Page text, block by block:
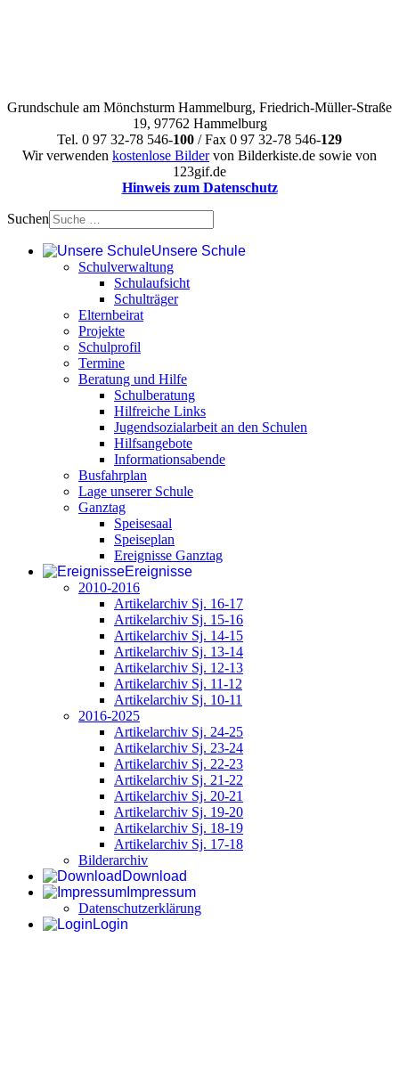
Grundschule am Mönchsturm Hammelburg, Friedrich-Müller-Straße
19, 97762 Hammelburg
Tel. 0 97 32-78 546-100 / Fax 0 97 32-78 546-129
Wir verwenden kostenlose Bildervon Bilderkiste.de sowie von
123gif.de
Hinweis zum Datenschutz
Suchen
Unsere Schule
Schulverwaltung
Schulaufsicht
Schulträger
Elternbeirat
Projekte
Schulprofil
Termine
Beratung und Hilfe
Schulberatung
Hilfreiche Links
Jugendsozialarbeit an den Schulen
Hilfsangebote
Informationsabende
Busfahrplan
Lage unserer Schule
Ganztag
Speisesaal
Speiseplan
Ereignisse Ganztag
Ereignisse
2010-2016
Artikelarchiv Sj. 16-17
Artikelarchiv Sj. 15-16
Artikelarchiv Sj. 14-15
Artikelarchiv Sj. 13-14
Artikelarchiv Sj. 12-13
Artikelarchiv Sj. 11-12
Artikelarchiv Sj. 10-11
2016-2025
Artikelarchiv Sj. 24-25
Artikelarchiv Sj. 23-24
Artikelarchiv Sj. 22-23
Artikelarchiv Sj. 21-22
Artikelarchiv Sj. 20-21
Artikelarchiv Sj. 19-20
Artikelarchiv Sj. 18-19
Artikelarchiv Sj. 17-18
Bilderarchiv
Download
Impressum
Datenschutzerklärung
Login